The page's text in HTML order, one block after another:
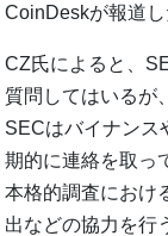
CoinDeskが報道し
CZ氏によると、
質問してはいるが
SECはバイナンス
期的に連絡を取っ
本格的調査におけ
出などの協力を行